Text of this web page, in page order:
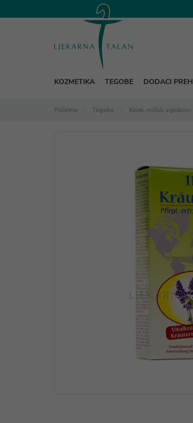
KOZMETIKA TEGOBE DODACI
Početna Tegobe Kosti, mišići, zglobovi